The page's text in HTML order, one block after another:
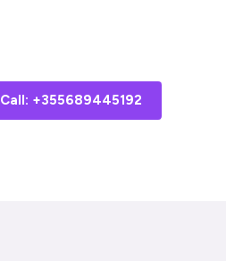
Call: +355689445192